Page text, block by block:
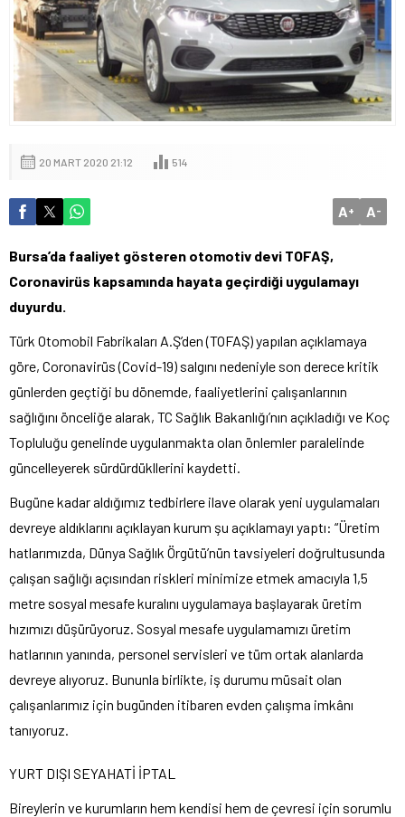
20 MART 2020 21:12 514
A+ A-
Bursa’da faaliyet gösteren otomotiv devi TOFAŞ,
Coronavirüs kapsamında hayata geçirdiği uygulamayı
duyurdu.
Türk Otomobil Fabrikaları A.Ş’den (TOFAŞ) yapılan açıklamaya
göre, Coronavirüs (Covid-19) salgını nedeniyle son derece kritik
günlerden geçtiği bu dönemde, faaliyetlerini çalışanlarının
sağlığını önceliğe alarak, TC Sağlık Bakanlığı’nın açıkladığı ve Koç
Topluluğu genelinde uygulanmakta olan önlemler paralelinde
güncelleyerek sürdürdükllerini kaydetti.
Bugüne kadar aldığımız tedbirlere ilave olarak yeni uygulamaları
devreye aldıklarını açıklayan kurum şu açıklamayı yaptı: “Üretim
hatlarımızda, Dünya Sağlık Örgütü’nün tavsiyeleri doğrultusunda
çalışan sağlığı açısından riskleri minimize etmek amacıyla 1,5
metre sosyal mesafe kuralını uygulamaya başlayarak üretim
hızımızı düşürüyoruz. Sosyal mesafe uygulamamızı üretim
hatlarının yanında, personel servisleri ve tüm ortak alanlarda
devreye alıyoruz. Bununla birlikte, iş durumu müsait olan
çalışanlarımız için bugünden itibaren evden çalışma imkânı
tanıyoruz.
YURT DIŞI SEYAHATİ İPTAL
Bireylerin ve kurumların hem kendisi hem de çevresi için sorumlu